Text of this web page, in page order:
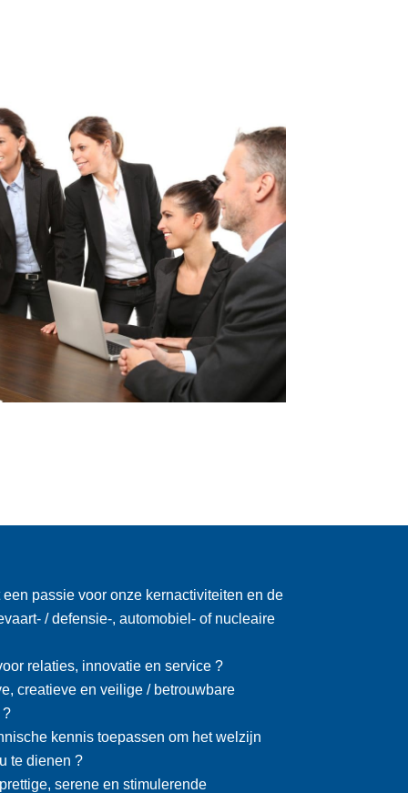
passie voor onze kernactiviteiten en de
/ defensie-, automobiel- of nucleaire
relaties, innovatie en service ?
creatieve en veilige / betrouwbare
?
kennis toepassen om het welzijn
te dienen ?
serene en stimulerende